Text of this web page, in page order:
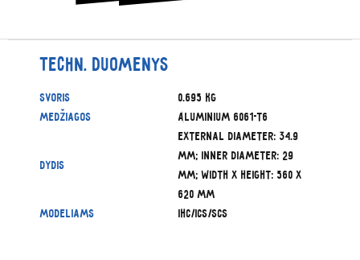
Techn. duomenys
Svoris
0.695 kg
Medžiagos
Aluminium 6061-T6
Dydis
External diameter: 34.9
mm; Inner diameter: 29
mm; Width x Height: 560 x
620 mm
Modeliams
IHC/ICS/SCS